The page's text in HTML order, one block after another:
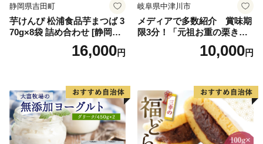
静岡県吉田町
芋けんぴ 松浦食品芋まつば 3
70g×8袋 詰め合わせ [静岡伊
勢丹(松浦食品) 静岡県 吉田町
22424274] 芋ケンピ セット
16,000円
岐阜県中津川市
メディアで多数紹介 賞味期
限3分！「元祖お重の栗きん
とんモンブラン」 【未来の
ご褒美】スイーツ 栗 モンブ
子 菓子 F4N-2298
10,000円